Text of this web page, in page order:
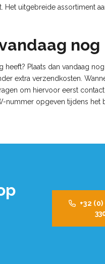
uitgebreide assortiment
nog
Plaats dan vandaag
extra verzendkosten.
om hiervoor eerst
nummer opgeven tijdens
+32